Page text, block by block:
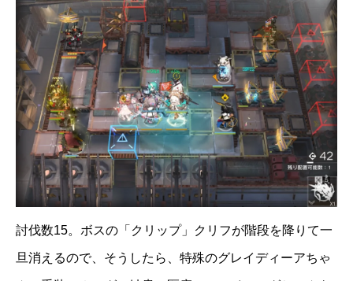
討伐数15。ボスの「クリップ」クリフが階段を降りて一
旦消えるので、そうしたら、特殊のグレイディーアちゃ